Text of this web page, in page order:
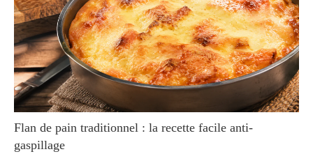
Flan de pain traditionnel : la recette facile anti-
gaspillage